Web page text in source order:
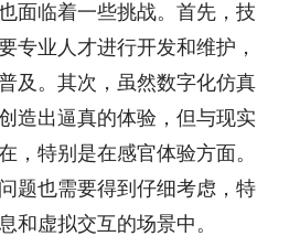
面临着一些挑战。首先，技
专业人才进行开发和维护，
及。其次，虽然数字化仿真
造出逼真的体验，但与现实
，特别是在感官体验方面。
题也需要得到仔细考虑，特
和虚拟交互的场景中。